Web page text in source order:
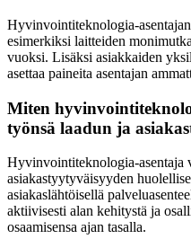
Hyvinvointiteknologia-
esimerkiksi laitteiden
vuoksi. Lisäksi asiakkaiden
asettaa paineita asentajan
Miten
työnsä laadun ja
Hyvinvointiteknologia-asentaja
asiakastyytyväisyyden
asiakaslähtöisellä
aktiivisesti alan kehitystä ja
osaamisensa ajan tasalla.